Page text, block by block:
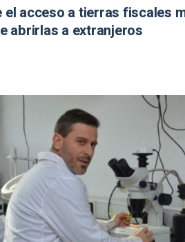
el acceso a tierras fiscales
abrirlas a extranjeros